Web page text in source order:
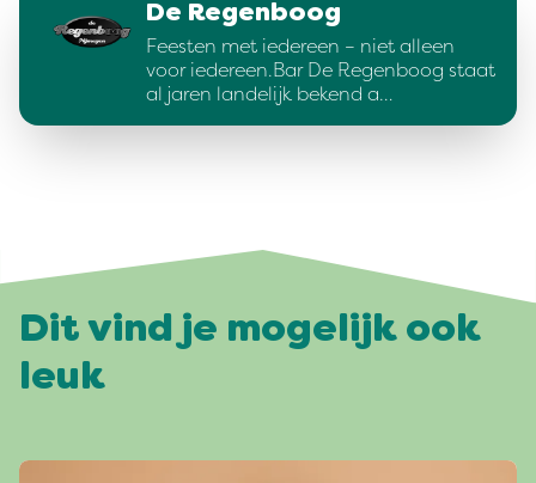
De Regenboog
Feesten met iedereen – niet alleen
voor iedereen.Bar De Regenboog staat
al jaren landelijk bekend a…
Dit vind je mogelijk ook
leuk